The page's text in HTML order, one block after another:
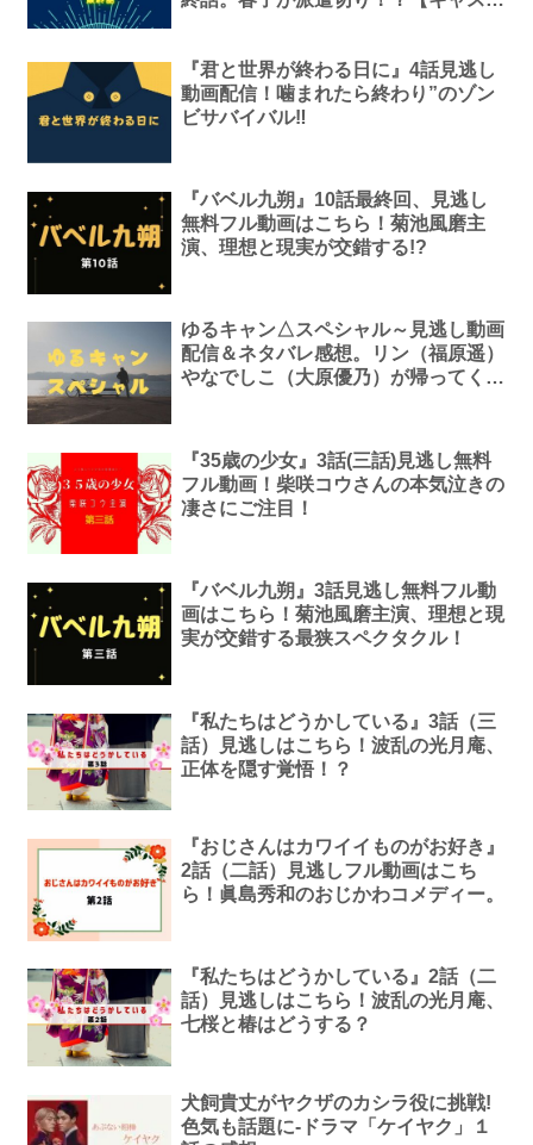
『君と世界が終わる日に』4話見逃し
動画配信！噛まれたら終わり”のゾン
ビサバイバル‼
『バベル九朔』10話最終回、見逃し
無料フル動画はこちら！菊池風磨主
演、理想と現実が交錯する!?
ゆるキャン△スペシャル～見逃し動画
配信＆ネタバレ感想。リン（福原遥）
やなでしこ（大原優乃）が帰ってく
『35歳の少女』3話(三話)見逃し無料
フル動画！柴咲コウさんの本気泣きの
凄さにご注目！
『バベル九朔』3話見逃し無料フル動
画はこちら！菊池風磨主演、理想と現
実が交錯する最狭スペクタクル！
『私たちはどうかしている』3話（三
話）見逃しはこちら！波乱の光月庵、
正体を隠す覚悟！？
『おじさんはカワイイものがお好き』
2話（二話）見逃しフル動画はこち
ら！眞島秀和のおじかわコメディー。
『私たちはどうかしている』2話（二
話）見逃しはこちら！波乱の光月庵、
七桜と椿はどうする？
犬飼貴丈がヤクザのカシラ役に挑戦!
色気も話題に-ドラマ「ケイヤク」１